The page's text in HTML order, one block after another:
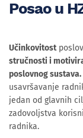
Posao u
Učinkovitost
stručnosti i
poslovnog sustava.
usavršavanje
jedan od glavnih
zadovoljstva
radnika.